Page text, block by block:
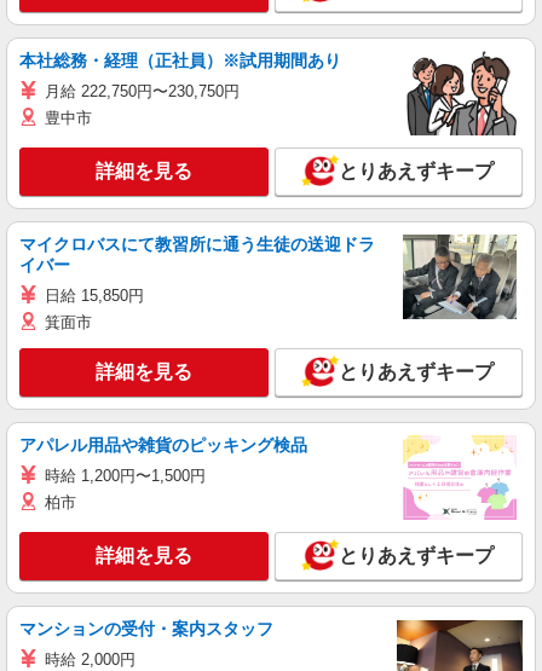
本社総務・経理（正社員）※試用期間あり
月給 222,750円〜230,750円
豊中市
詳細を見る とりあえずキープ
マイクロバスにて教習所に通う生徒の送迎ドラ
イバー
日給 15,850円
箕面市
詳細を見る とりあえずキープ
アパレル用品や雑貨のピッキング検品
時給 1,200円〜1,500円
柏市
詳細を見る とりあえずキープ
マンションの受付・案内スタッフ
時給 2,000円